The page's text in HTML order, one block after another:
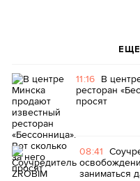
11:16 В
ресторан
просят
08:41
заниматься